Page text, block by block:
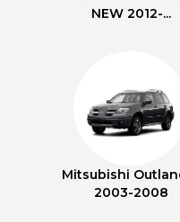
NEW 2012-...
Mitsubishi
2003-2008